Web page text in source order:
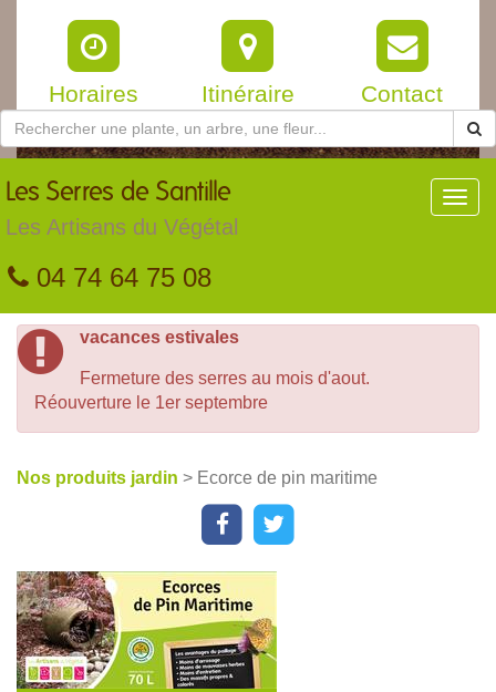
Horaires Itinéraire Contact
Les Serres de Santille
Les Artisans du Végétal
04 74 64 75 08
vacances estivales
Fermeture des serres au mois d'aout.
Réouverture le 1er septembre
Nos produits jardin > Ecorce de pin maritime